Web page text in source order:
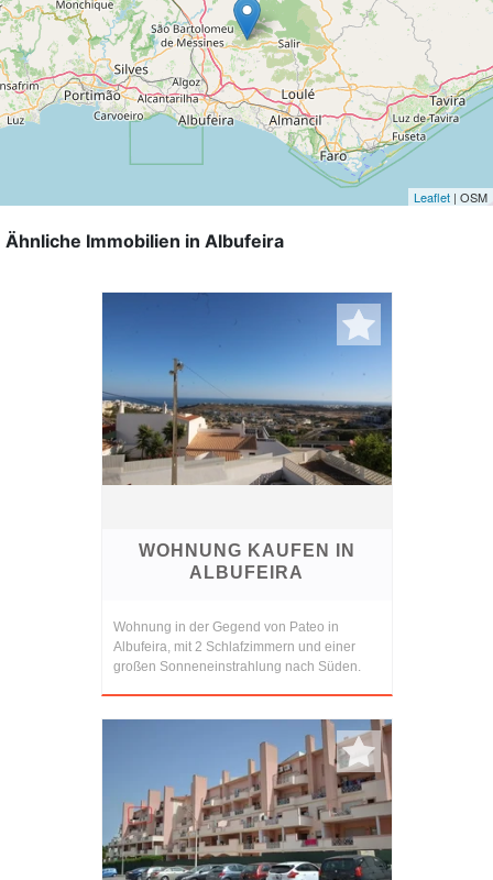
Leaflet | OSM
Ähnliche Immobilien in Albufeira
WOHNUNG KAUFEN IN
ALBUFEIRA
Wohnung in der Gegend von Pateo in
Albufeira, mit 2 Schlafzimmern und einer
großen Sonneneinstrahlung nach Süden.